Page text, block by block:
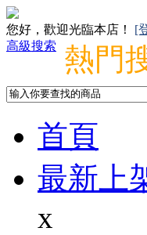
您好，歡迎光臨本店！ [
高級搜索
熱門
首頁
最新上
x